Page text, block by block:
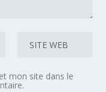
mon site dans le